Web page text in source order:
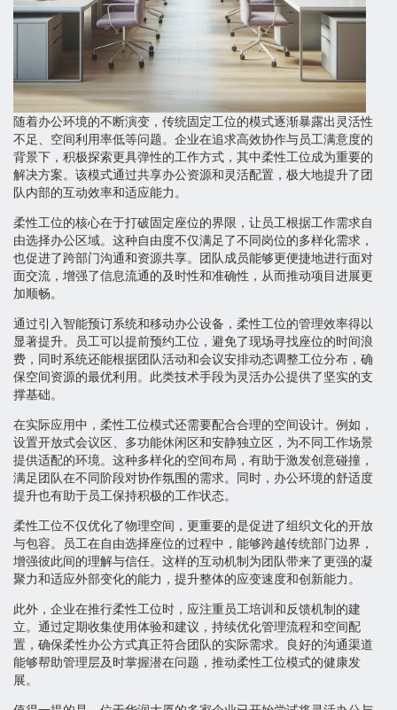
随着办公环境的不断演变，传统固定工位的模式逐渐暴露出灵活性
不足、空间利用率低等问题。企业在追求高效协作与员工满意度的
背景下，积极探索更具弹性的工作方式，其中柔性工位成为重要的
解决方案。该模式通过共享办公资源和灵活配置，极大地提升了团
队内部的互动效率和适应能力。
柔性工位的核心在于打破固定座位的界限，让员工根据工作需求自
由选择办公区域。这种自由度不仅满足了不同岗位的多样化需求，
也促进了跨部门沟通和资源共享。团队成员能够更便捷地进行面对
面交流，增强了信息流通的及时性和准确性，从而推动项目进展更
加顺畅。
通过引入智能预订系统和移动办公设备，柔性工位的管理效率得以
显著提升。员工可以提前预约工位，避免了现场寻找座位的时间浪
费，同时系统还能根据团队活动和会议安排动态调整工位分布，确
保空间资源的最优利用。此类技术手段为灵活办公提供了坚实的支
撑基础。
在实际应用中，柔性工位模式还需要配合合理的空间设计。例如，
设置开放式会议区、多功能休闲区和安静独立区，为不同工作场景
提供适配的环境。这种多样化的空间布局，有助于激发创意碰撞，
满足团队在不同阶段对协作氛围的需求。同时，办公环境的舒适度
提升也有助于员工保持积极的工作状态。
柔性工位不仅优化了物理空间，更重要的是促进了组织文化的开放
与包容。员工在自由选择座位的过程中，能够跨越传统部门边界，
增强彼此间的理解与信任。这样的互动机制为团队带来了更强的凝
聚力和适应外部变化的能力，提升整体的应变速度和创新能力。
此外，企业在推行柔性工位时，应注重员工培训和反馈机制的建
立。通过定期收集使用体验和建议，持续优化管理流程和空间配
置，确保柔性办公方式真正符合团队的实际需求。良好的沟通渠道
能够帮助管理层及时掌握潜在问题，推动柔性工位模式的健康发
展。